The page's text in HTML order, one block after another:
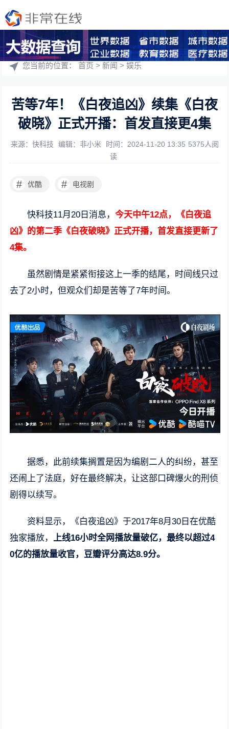
您当前的位置：首页 >新闻 >娱乐
苦等7年！《白夜追凶》续集《白夜
破晓》正式开播：首发直接更4集
来源：快科技 编辑：非小米 时间：2024-11-20 13:35 5375人阅
读
# 优酷 # 电视剧
快科技11月20日消息，今天中午12点，《白夜追
凶》的第二季《白夜破晓》正式开播，首发直接更新了
4集。
虽然剧情是紧紧衔接这上一季的结尾，时间线只过
去了2小时，但观众们却是苦等了7年时间。
据悉，此前续集搁置是因为编剧二人的纠纷，甚至
还闹上了法庭，好在最终解决，让这部口碑爆火的刑侦
剧得以续写。
资料显示，《白夜追凶》于2017年8月30日在优酷
独家播放，上线16小时全网播放量破亿，最终以超过4
0亿的播放量收官，豆瓣评分高达8.9分。